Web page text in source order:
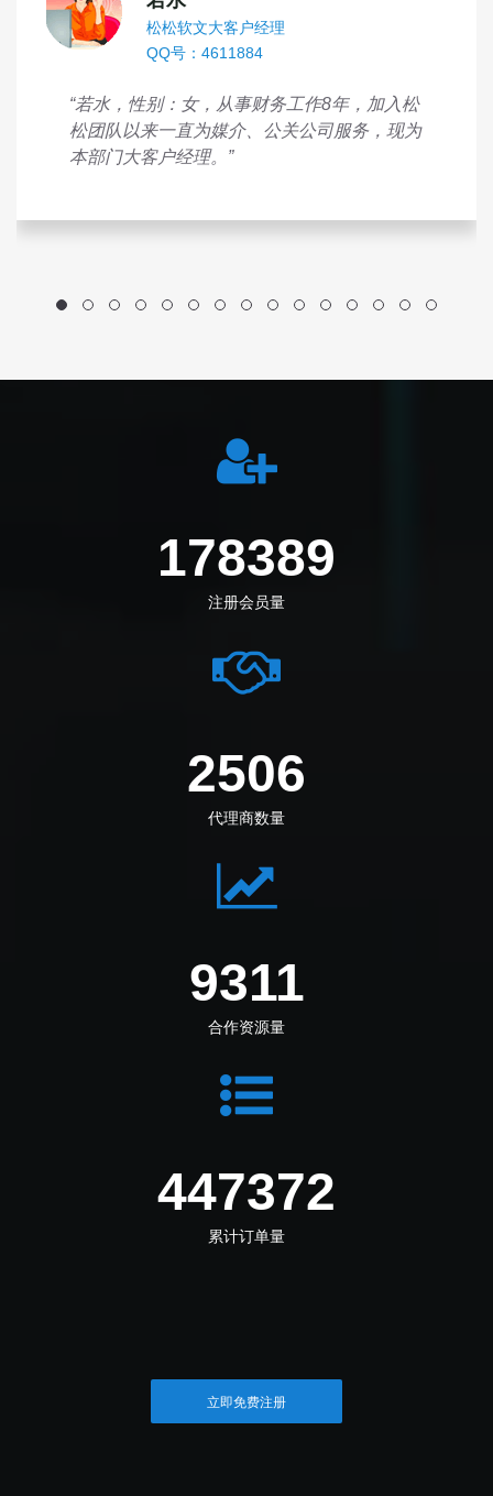
松松软文大客户经理
QQ号：4611884
“若水，性别：女，从事财务工作8年，加入松
松团队以来一直为媒介、公关公司服务，现为
本部门大客户经理。”
205833
注册会员量
2891
代理商数量
10744
合作资源量
516199
累计订单量
立即免费注册